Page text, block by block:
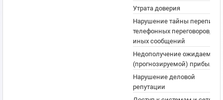
Утрата доверия
Нарушение тайны
телефонных переговоров,
иных сообщений
Недополучение ожидаемой
(прогнозируемой) прибыли
Нарушение деловой
репутации